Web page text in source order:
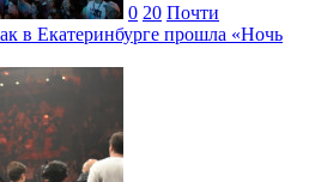
0 20 Почти
в Екатеринбурге прошла «Ночь